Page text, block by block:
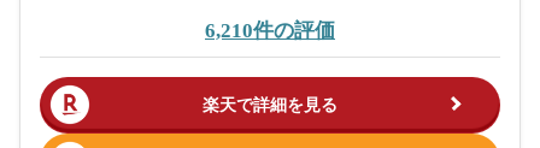
6,210件の評価
楽天で詳細を見る